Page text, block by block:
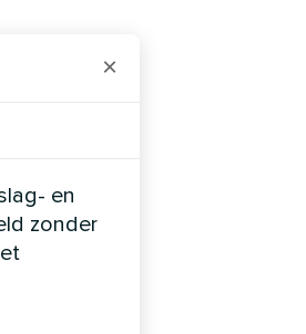
×
en
zonder